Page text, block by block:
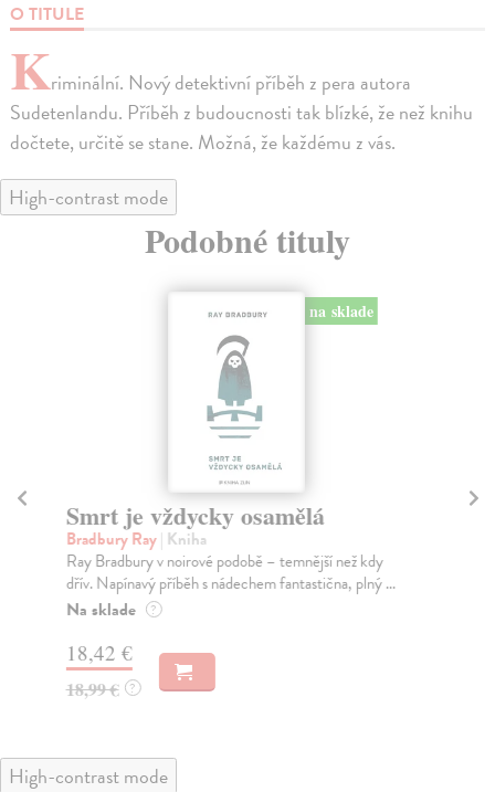
O TITULE
Kriminální. Nový detektivní příběh z pera autora
Sudetenlandu. Příběh z budoucnosti tak blízké, že než knihu
dočtete, určitě se stane. Možná, že každému z vás.
High-contrast mode
Podobné tituly
na sklade
Smrt je vždycky osamělá
Bradbury Ray| Kniha
Ray Bradbury v noirové podobě – temnější než kdy
dřív. Napínavý příběh s nádechem fantastična, plný ...
Na sklade ?
18,42 €
18,99 € ?
High-contrast mode